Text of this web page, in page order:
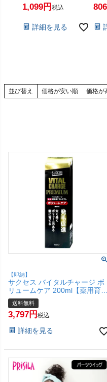
阪本高生堂】
【SBT】 (6012934)
1,099 税込
詳細を見る
【
【
806
並び替え 価格が安い順 価格が
【即納】
サクセス バイタルチャージ ボ
リュームケア 200ml【薬用育毛
剤/花王バイタルチャージ薬用育
毛剤/薬用 育毛剤プレミアム/ボ
リュームケア処方】【医薬部外
(6064360)
送料無料
3,797 税込
詳細を見る